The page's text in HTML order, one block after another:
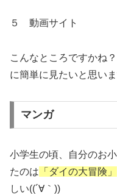
５ 動画サイト
こんなところですかね
に簡単に見たいと思いま
マンガ
小学生の頃、自分のお
たのは 「ダイの大冒険」
しい((´∀｀))